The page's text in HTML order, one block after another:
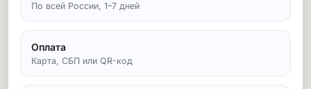
По всей России, 1–7 дней
Оплата
Карта, СБП или QR-код